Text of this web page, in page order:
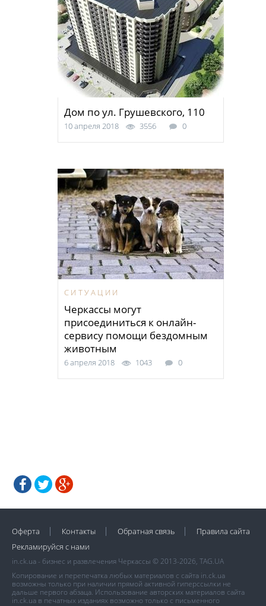
Дом по ул. Грушевского, 110
10 апреля 2018 3556 0
СИТУАЦИИ
Черкассы могут
присоединиться к онлайн-
сервису помощи бездомным
животным
6 апреля 2018 1043 0
Оферта Контакты Обратная связь
Правила сайта
Рекламируйся с нами
in.ck.ua - бизнес и развлечения Черкассы © 2013-2026, TAG.UA
Копирование и перепечатка любых материалов с сайта in.ck.ua
возможны только при наличии прямой активной гиперссылки не
дальше первого абзаца. Использование авторских материалов сайта
in.ck.ua в печатных изданиях возможно только с письменного